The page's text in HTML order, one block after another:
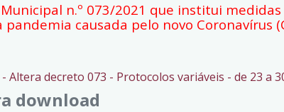
n.º 073/2021 que institui
causada pelo novo Coronavírus
download
Altera decreto 073 - Protocolos variáveis - de 23 a